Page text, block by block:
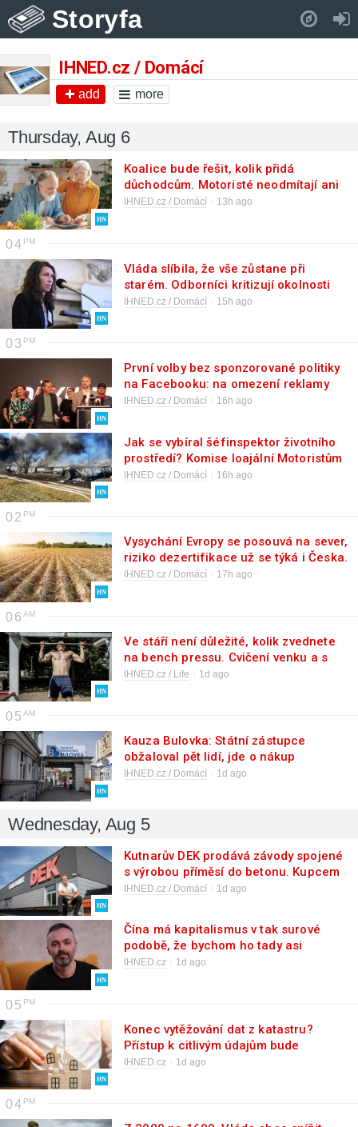
Storyfa
IHNED.cz / Domácí
add more
Thursday, Aug 6
Koalice bude řešit, kolik přidá
důchodcům. Motoristé neodmítají ani
velkorysejší varianty
IHNED.cz / Domácí 13h ago
04
Vláda slíbila, že vše zůstane při
starém. Odborníci kritizují okolnosti
vzniku nové sekce duševního zdraví a
IHNED.cz / Domácí 15h ago
03
První volby bez sponzorované politiky
na Facebooku: na omezení reklamy
doplácejí hlavně „online“ Piráti
IHNED.cz / Domácí 16h ago
Jak se vybíral šéfinspektor životního
prostředí? Komise loajální Motoristům
a životopis zpochybňovaný nevládními
IHNED.cz / Domácí 16h ago
02
Vysychání Evropy se posouvá na sever,
riziko dezertifikace už se týká i Česka.
Nová mapa odhaluje kde
IHNED.cz / Domácí 17h ago
06
Ve stáří není důležité, kolik zvednete
na bench pressu. Cvičení venku a s
vlastní vahou je trendem. Jaké jsou
IHNED.cz / Life 1d ago
05
Kauza Bulovka: Státní zástupce
obžaloval pět lidí, jde o nákup
urychlovačů za 160 milionů korun
IHNED.cz / Domácí 1d ago
Wednesday, Aug 5
Kutnarův DEK prodává závody spojené
s výrobou příměsí do betonu. Kupcem
je nadnárodní kolos z Francie
IHNED.cz / Domácí 1d ago
Čína má kapitalismus v tak surové
podobě, že bychom ho tady asi
nepřežili. V některých oborech se blíží
IHNED.cz 1d ago
05
Konec vytěžování dat z katastru?
Přístup k citlivým údajům bude
složitější, zákon ale nezasáhne jen
IHNED.cz 1d ago
04
Pull down to refresh..